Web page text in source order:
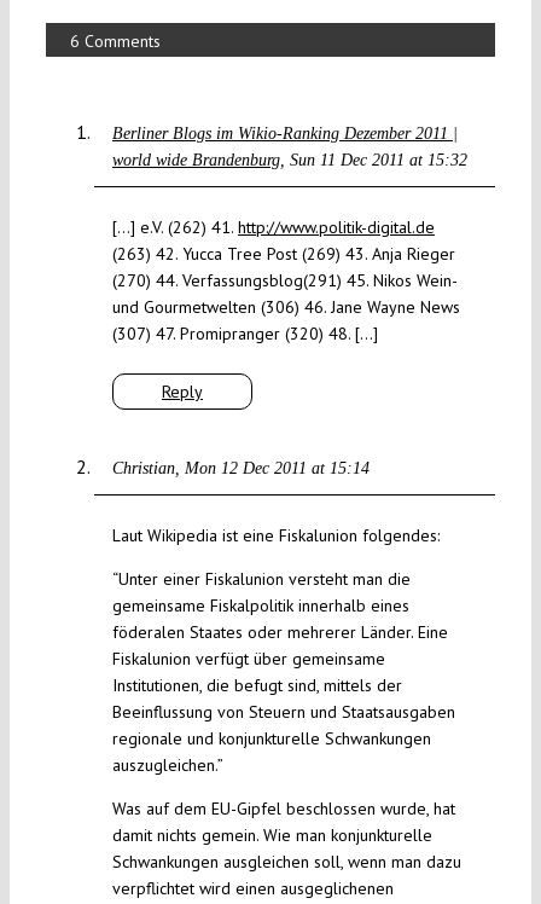
6 Comments
Berliner Blogs im Wikio-Ranking Dezember 2011 |
world wide Brandenburg Sun 11 Dec 2011 at 15:32
Reply
[…] e.V. (262) 41. http://www.politik-digital.de
(263) 42. Yucca Tree Post (269) 43. Anja Rieger
(270) 44. Verfassungsblog(291) 45. Nikos Wein-
und Gourmetwelten (306) 46. Jane Wayne News
(307) 47. Promipranger (320) 48. […]
Christian Mon 12 Dec 2011 at 15:14
Laut Wikipedia ist eine Fiskalunion folgendes:
“Unter einer Fiskalunion versteht man die
gemeinsame Fiskalpolitik innerhalb eines
föderalen Staates oder mehrerer Länder. Eine
Fiskalunion verfügt über gemeinsame
Institutionen, die befugt sind, mittels der
Beeinflussung von Steuern und Staatsausgaben
regionale und konjunkturelle Schwankungen
auszugleichen.”
Was auf dem EU-Gipfel beschlossen wurde, hat
damit nichts gemein. Wie man konjunkturelle
Schwankungen ausgleichen soll, wenn man dazu
verpflichtet wird einen ausgeglichenen